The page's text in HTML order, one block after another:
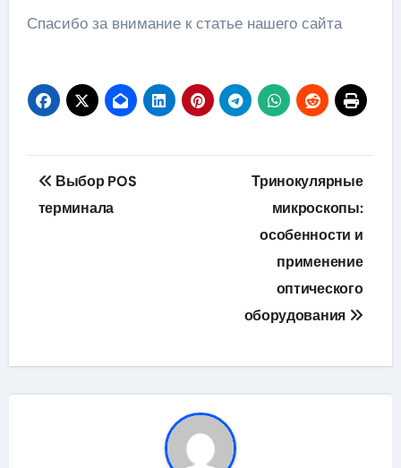
Спасибо за внимание к статье нашего сайта
Навигация
по
Выбор POS
терминала
Тринокулярные
микроскопы:
особенности и
применение
оптического
оборудования